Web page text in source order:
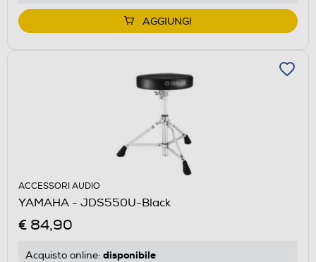
AGGIUNGI
ACCESSORI AUDIO
YAMAHA - JDS550U-Black
€ 84,90
Acquisto online: disponibile